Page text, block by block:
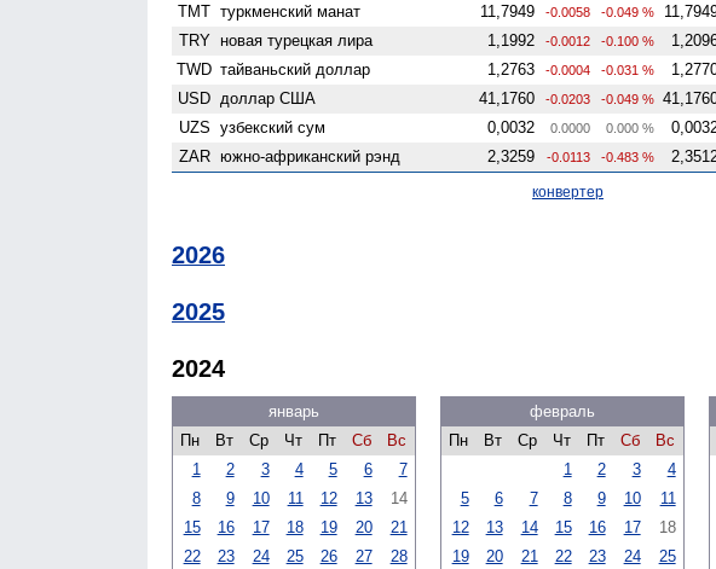
TMT туркменский манат 11,7949 -0.0058 -0.049 %
TRY новая турецкая лира 1,1992 -0.0012 -0.100 %
TWD тайваньский доллар 1,2763 -0.0004 -0.031 %
USD доллар США 41,1760 -0.0203 -0.049 %
UZS узбекский сум 0,0032 0.0000 0.000 %
ZAR южно-африканский рэнд 2,3259 -0.0113 -0.483 %
конвертер
2026
2025
2024
январь
Пн
Вт Ср Чт Пт Сб
Вс
1
2 3 4 5 6
7
8
9 10 11 12 13
14
15
16 17 18 19 20
21
22
23 24 25 26 27
28
февраль
Пн
Вт Ср Чт Пт Сб
Вс
1
2 3
4
5
6 7 8 9 10
11
12
13 14 15 16 17
18
19
20 21 22 23 24
25